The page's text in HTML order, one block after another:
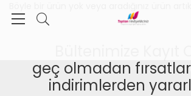
geç olmadan
indirimlerden